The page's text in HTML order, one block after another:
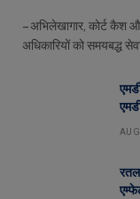
– अभिलेखागार, कोर्ट कैश
अधिकारियों को समयबद्ध